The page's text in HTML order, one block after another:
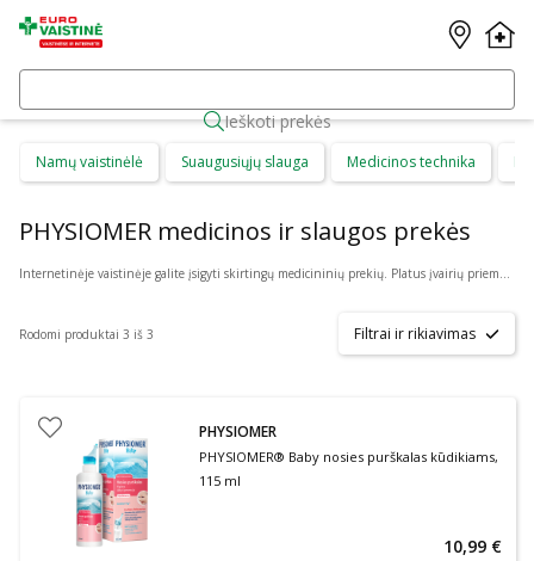
Ieškoti prekės
Namų vaistinėlė Suaugusiųjų slauga Medicinos technika
PHYSIOMER medicinos ir slaugos prekės
Internetinėje vaistinėje galite įsigyti skirtingų medicininių prekių. Platus įvairių priemonių ir technikos pasirinkimas leis visiems pirkėjams lengviau rasti tai, ko jie ieško. Šioje prekių kategorijoje yra daugybė skirtingų medicinos priemonių ir priedų, pradedant specialiais kremais ir pleistrais, baigiant kapsulėmis ar drėkinančiais akių lašais. Jeigu jums sunku apsispręsti, kurie produktai būtų geriausias ar tinkamiausias pasirinkimas, mūsų konsultantai gali jums patarti nuotoliniu būdu: internetu aktyviame pokalbio lange, el. paštu ar telefonu.
Rodomi produktai 3 iš 3 Filtrai ir rikiavimas
PHYSIOMER
PHYSIOMER® Baby nosies purškalas kūdikiams,
115 ml
10,99 €